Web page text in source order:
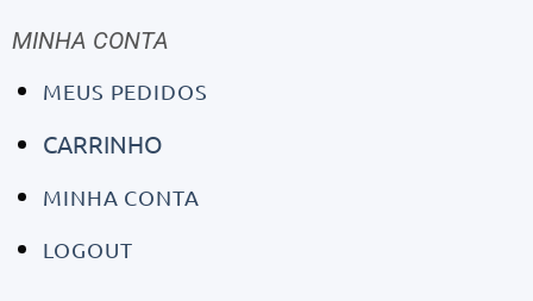
MINHA CONTA
MEUS PEDIDOS
CARRINHO
MINHA CONTA
LOGOUT